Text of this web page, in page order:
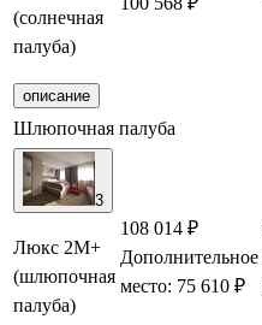
(солнечная
палуба)
описание
Шлюпочная палуба
3
Люкс 2М+
(шлюпочная
палуба)
108 014 ₽
Дополнительное
место: 75 610 ₽